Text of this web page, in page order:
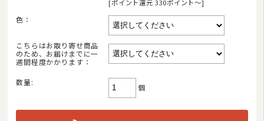
[ポイント還元 330ポイント〜]
色：
こちらはお取り寄せ商品
のため、お届けまでに一
週間程度かかります：
数量:
個